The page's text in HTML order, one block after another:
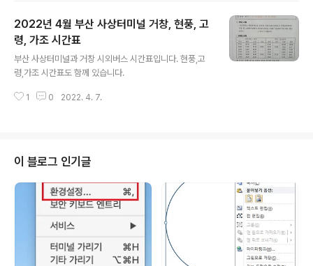
어드바이저에 로그인 후 우측 상단의 웹마스터 도구를 클
릭합니다. 3. 티스트로의 블로그 주소를 입력 후 확인 아이
콘을 클릭합니다. 4. 티스토리 블로그의 소유권 확인을 위
해서는 HTML 태크를 선택합니다. 그리고 티스토리 블로
그 관리 화면으로 이동하는데, 태그의 이름과 내용을 복사
해서 사용 할 겁니다. 5. 티스토리 블로그 관리 화면의 좌측
2022년 4월 부산 사상터미널 거창, 현풍, 고
령, 가조 시간표
부산 사상터미널과 거창 시외버스 시간표입니다. 현풍,고
령,가조 시간표도 함께 있습니다.
1 0 2022. 4. 7.
이 블로그 인기글